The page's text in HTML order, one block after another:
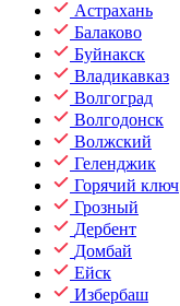
Астрахань
Балаково
Буйнакск
Владикавказ
Волгоград
Волгодонск
Волжский
Геленджик
Горячий ключ
Грозный
Дербент
Домбай
Ейск
Избербаш